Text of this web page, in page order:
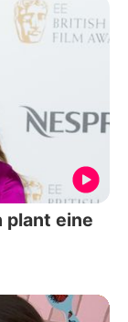
plant eine